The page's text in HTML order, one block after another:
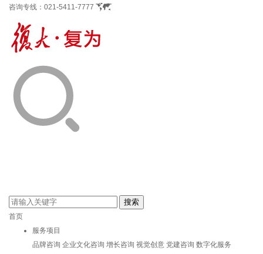
咨询专线： 021-5411-7777
首页
服务项目
品牌咨询 企业文化咨询 增长咨询 视觉创意 党建咨询 数字化服务